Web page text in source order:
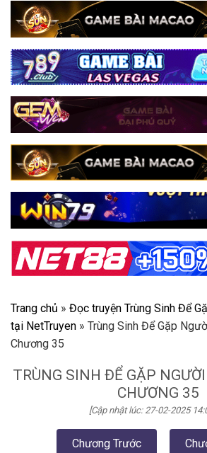
Trang chủ » Đọc truyện Trùng Sinh Để
tại NetTruyen » Trùng Sinh Để Gặp
Chương 35
TRÙNG SINH ĐỂ GẶP
CHƯƠNG 35
[Cập nhật lúc: 27-02-2025
Chương Trước